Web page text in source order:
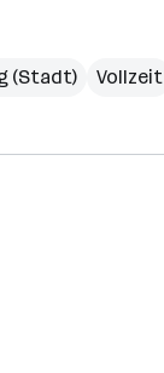
(Stadt) Vollzeit